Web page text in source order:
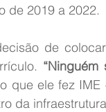
de 2019 a 2022.
de
que ele fez
da